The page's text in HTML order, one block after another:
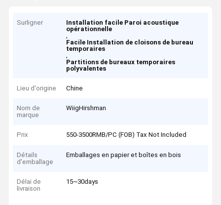
Surligner
Installation facile Paroi acoustique
opérationnelle
,
Facile Installation de cloisons de bureau
temporaires
,
Partitions de bureaux temporaires
polyvalentes
Lieu d'origine Chine
Nom de
marque
WiigHirshman
Prix 550-3500RMB/PC (FOB) Tax Not Included
Détails
d'emballage
Emballages en papier et boîtes en bois
Délai de
livraison
15~30days